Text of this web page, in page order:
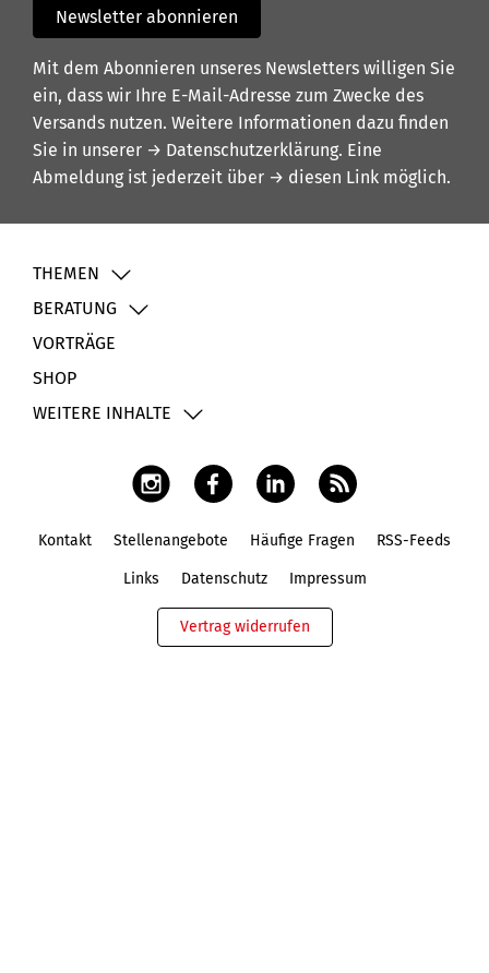
Newsletter abonnieren
Mit dem Abonnieren unseres Newsletters willigen Sie
ein, dass wir Ihre E-Mail-Adresse zum Zwecke des
Versands nutzen. Weitere Informationen dazu finden
Sie in unserer → Datenschutzerklärung. Eine
Abmeldung ist jederzeit über → diesen Link möglich.
THEMEN
BERATUNG
VORTRÄGE
SHOP
WEITERE INHALTE
Kontakt Stellenangebote Häufige Fragen RSS-Feeds
Links Datenschutz Impressum
Vertrag widerrufen